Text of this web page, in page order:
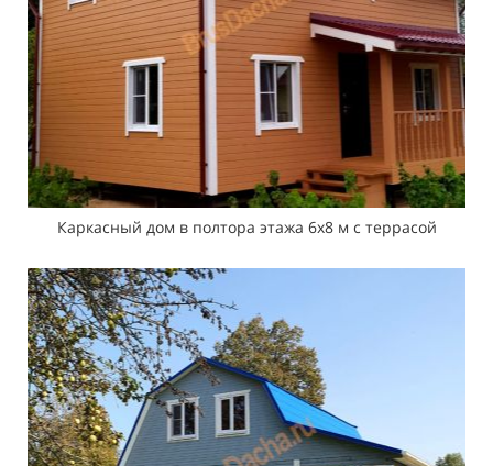
Каркасный дом в полтора этажа 6х8 м с террасой